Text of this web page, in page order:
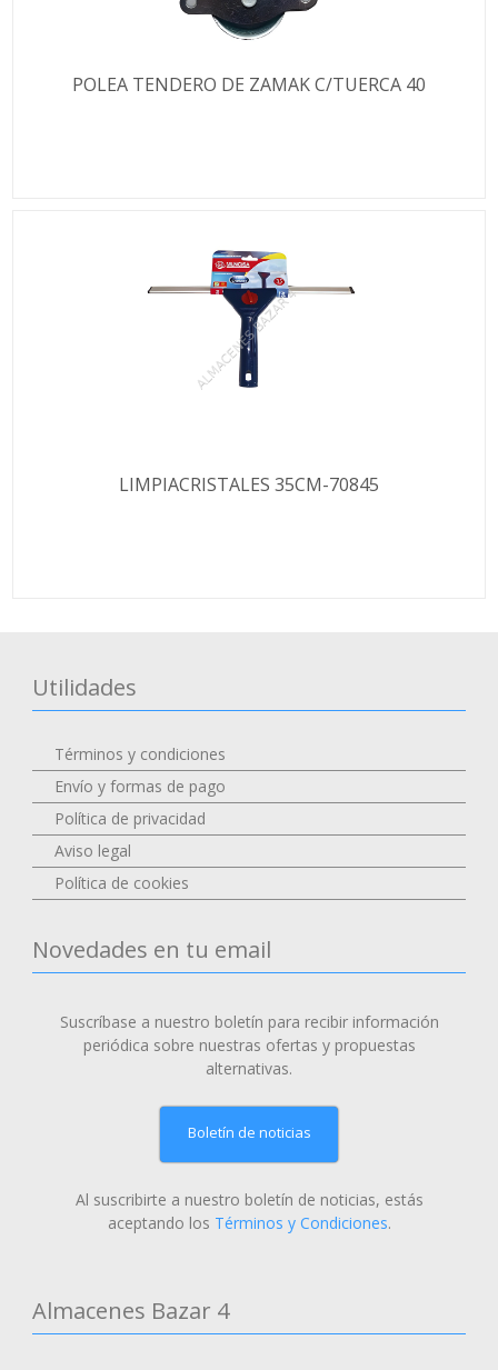
POLEA TENDERO DE ZAMAK C/TUERCA 40
LIMPIACRISTALES 35CM-70845
Utilidades
Términos y condiciones
Envío y formas de pago
Política de privacidad
Aviso legal
Política de cookies
Novedades en tu email
Suscríbase a nuestro boletín para recibir información
periódica sobre nuestras ofertas y propuestas
alternativas.
Boletín de noticias
Al suscribirte a nuestro boletín de noticias, estás
aceptando los Términos y Condiciones.
Almacenes Bazar 4